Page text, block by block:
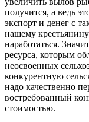
получится, а ведь
экспорт и денег с
нашему
наработаться.
ресурса, которым
неосвоенных
конкурентную
надо качественно
востребованный
стоимостью.